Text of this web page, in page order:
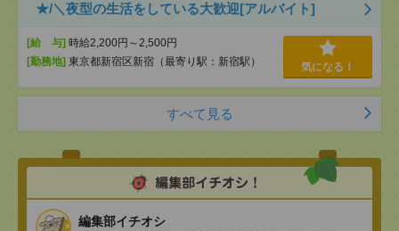
★/＼夜型の生活をしている大歓迎[アルバイト]
[給 与] 時給2,200円～2,500円
[勤務地] 東京都新宿区新宿（最寄り駅：新宿駅） 気になる！
すべて見る
編集部イチオシ